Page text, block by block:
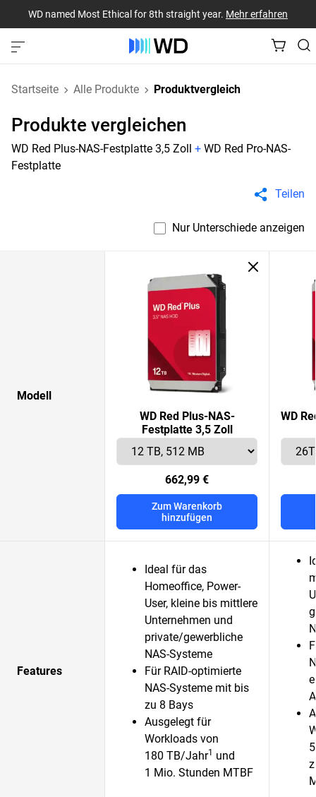
WD named Most Ethical for 8th straight year. Mehr erfahren
Startseite Alle Produkte Produktvergleich
Produkte vergleichen
WD Red Plus-NAS-Festplatte 3,5 Zoll + WD Red Pro-NAS-
Festplatte
Teilen
Nur Unterschiede anzeigen
Modell
WD Red Plus-NAS-
Festplatte 3,5 Zoll
662,99 €
Zum Warenkorb
hinzufügen
WD
Features
Ideal für das
Homeoffice, Power-
User, kleine bis mittlere
Unternehmen und
private/gewerbliche
NAS-Systeme
Für RAID-optimierte
NAS-Systeme mit bis
zu 8 Bays
Ausgelegt für
Workloads von
180 TB/Jahr1 und
1 Mio. Stunden MTBF